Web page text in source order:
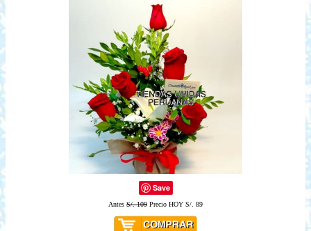
Save
Antes S/. 109 Precio HOY S/. 89